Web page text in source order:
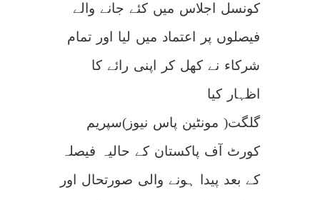
کونسل اجلاس میں کئے جانے والے
فیصلوں پر اعتماد میں لیا اور تمام
شرکاء نے کھل کر اپنی رائے کا
اظہار کیا
گلگت( مونٹین پاس نیوز)سپریم
کورٹ آف پاکستان کے حالیہ فیصلہ
کے بعد پیدا ہونے والی صورتحال اور